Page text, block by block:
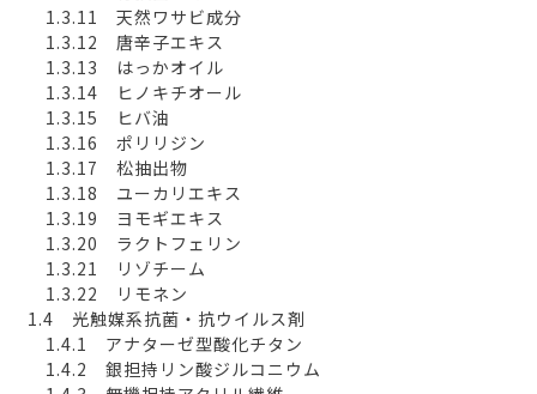
1.3.11 天然ワサビ成分
1.3.12 唐辛子エキス
1.3.13 はっかオイル
1.3.14 ヒノキチオール
1.3.15 ヒバ油
1.3.16 ポリリジン
1.3.17 松抽出物
1.3.18 ユーカリエキス
1.3.19 ヨモギエキス
1.3.20 ラクトフェリン
1.3.21 リゾチーム
1.3.22 リモネン
1.4 光触媒系抗菌・抗ウイルス剤
1.4.1 アナターゼ型酸化チタン
1.4.2 銀担持リン酸ジルコニウム